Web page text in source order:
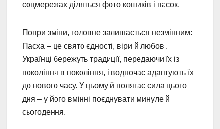
соцмережах діляться фото кошиків і пасок.
Попри зміни, головне залишається незмінним:
Пасха – це свято єдності, віри й любові.
Українці бережуть традиції, передаючи їх із
покоління в покоління, і водночас адаптують їх
до нового часу. У цьому й полягає сила цього
дня – у його вмінні поєднувати минуле й
сьогодення.